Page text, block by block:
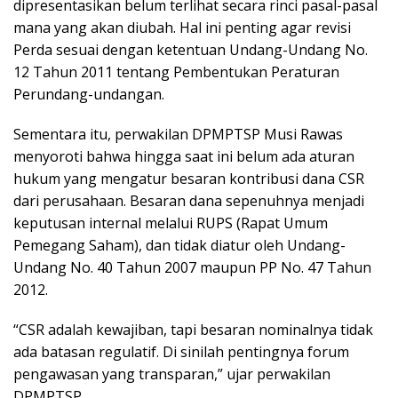
dipresentasikan belum terlihat secara rinci pasal-pasal
mana yang akan diubah. Hal ini penting agar revisi
Perda sesuai dengan ketentuan Undang-Undang No.
12 Tahun 2011 tentang Pembentukan Peraturan
Perundang-undangan.
Sementara itu, perwakilan DPMPTSP Musi Rawas
menyoroti bahwa hingga saat ini belum ada aturan
hukum yang mengatur besaran kontribusi dana CSR
dari perusahaan. Besaran dana sepenuhnya menjadi
keputusan internal melalui RUPS (Rapat Umum
Pemegang Saham), dan tidak diatur oleh Undang-
Undang No. 40 Tahun 2007 maupun PP No. 47 Tahun
2012.
“CSR adalah kewajiban, tapi besaran nominalnya tidak
ada batasan regulatif. Di sinilah pentingnya forum
pengawasan yang transparan,” ujar perwakilan